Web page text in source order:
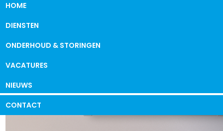
HOME
DIENSTEN
ONDERHOUD & STORINGEN
VACATURES
NIEUWS
CONTACT